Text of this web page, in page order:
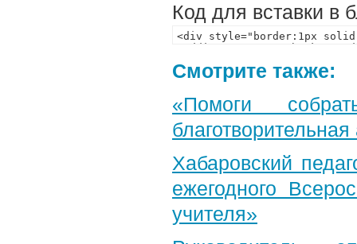
Код для вставки в
Смотрите также:
«Помоги
Хабаровский
ежегодного
учителя»